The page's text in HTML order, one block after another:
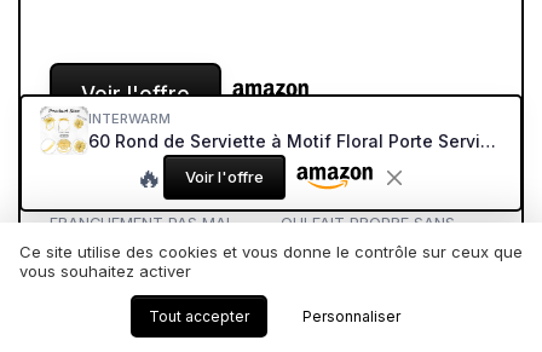
Voir l'offre
SOUS-NOTES
RAPPORT QUALITÉ-PRIX :
FRANCHEMENT PAS MAL
POUR ÉQUIPER UNE
GRANDE TABLE
★★★★★
★★★★★
DESIGN : DU DORÉ FLORAL
QUI FAIT PROPRE SANS
FAIRE PALACE
INTERWARM
60 Rond de Serviette à Motif Floral Porte Serviettes Floral Ajouré Rond de Table Décoration de Table pour Fête Mariage Banquet Noël Réunions de Famille Bal de Fin D'Année
🔥 Voir l'offre
Ce site utilise des cookies et vous donne le contrôle sur ceux que
vous souhaitez activer
Tout accepter Personnaliser